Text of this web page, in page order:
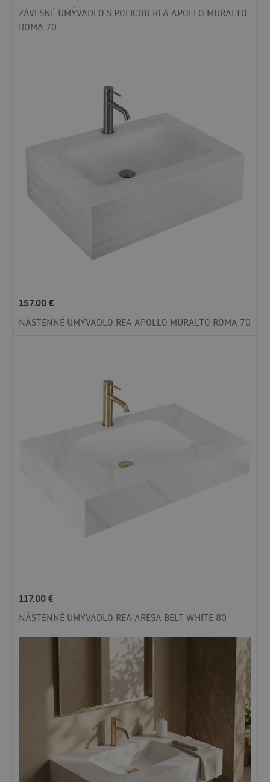
ZÁVESNÉ UMÝVADLO S POLICOU REA APOLLO MURALTO
ROMA 70
157.00€
NÁSTENNÉ UMÝVADLO REA APOLLO MURALTO ROMA 70
117.00€
NÁSTENNÉ UMÝVADLO REA ARESA BELT WHITE 80